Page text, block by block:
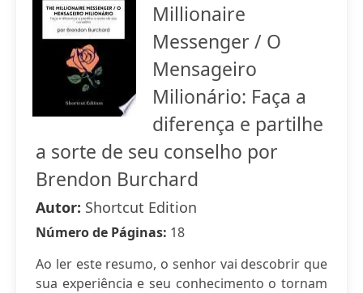
Millionaire
Messenger / O
Mensageiro
Milionário: Faça a
diferença e partilhe
a sorte de seu conselho por
Brendon Burchard
Autor: Shortcut Edition
Número de Páginas: 18
Ao ler este resumo, o senhor vai descobrir que
sua experiência e seu conhecimento o tornam